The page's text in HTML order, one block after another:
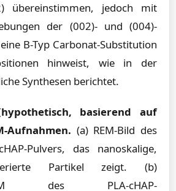
übereinstimmen, jedoch mit
der (002)- und (004)-
B-Typ Carbonat-Substitution
hinweist, wie in der
Synthesen berichtet.
basierend auf
Aufnahmen. (a) REM-Bild des
Pulvers, das nanoskalige,
Partikel zeigt. (b)
REM des PLA-cHAP-